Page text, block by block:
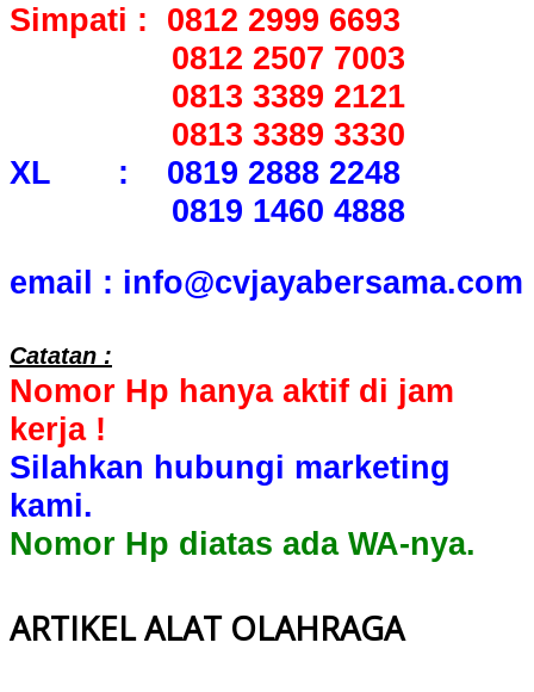
Simpati : 0812 2999 6693
0812 2507 7003
0813 3389 2121
0813 3389 3330
XL : 0819 2888 2248
0819 1460 4888
email : info@cvjayabersama.com
Catatan :
Nomor Hp hanya aktif di jam
kerja !
Silahkan hubungi marketing
kami.
Nomor Hp diatas ada WA-nya.
ARTIKEL ALAT OLAHRAGA